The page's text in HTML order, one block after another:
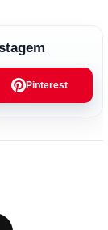
Pinterest